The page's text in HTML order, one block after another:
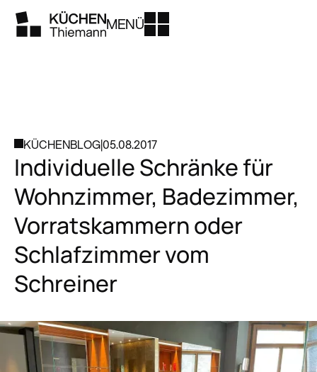
MENÜ
KÜCHENBLOG|05.08.2017
Individuelle Schränke für
Wohnzimmer, Badezimmer,
Vorratskammern oder
Schlafzimmer vom
Schreiner